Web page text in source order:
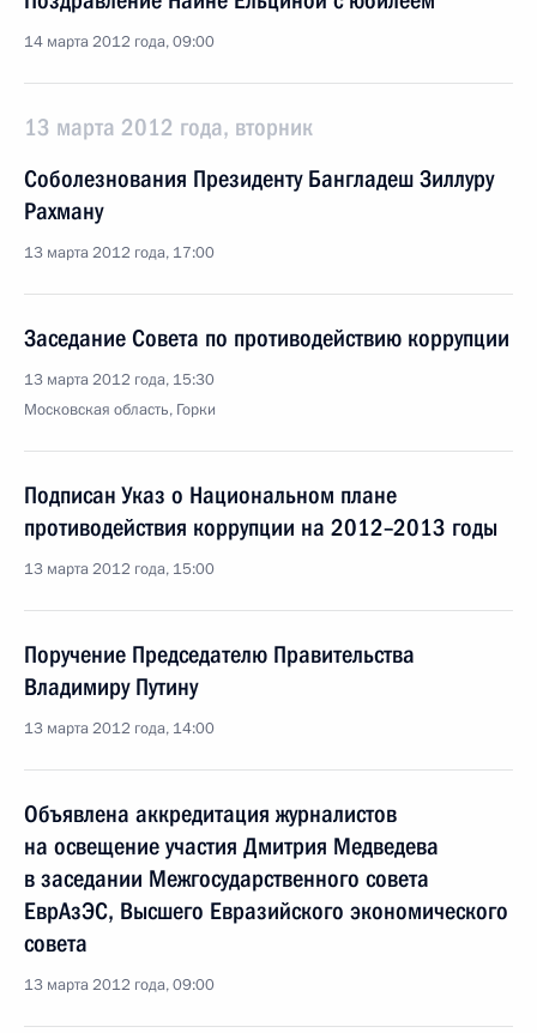
14 марта 2012 года, 09:00
13 марта 2012 года, вторник
Соболезнования Президенту Бангладеш Зиллуру
Рахману
13 марта 2012 года, 17:00
Заседание Совета по противодействию коррупции
13 марта 2012 года, 15:30
Московская область, Горки
Подписан Указ о Национальном плане
противодействия коррупции на 2012–2013 годы
13 марта 2012 года, 15:00
Поручение Председателю Правительства
Владимиру Путину
13 марта 2012 года, 14:00
Объявлена аккредитация журналистов
на освещение участия Дмитрия Медведева
в заседании Межгосударственного совета
ЕврАзЭС, Высшего Евразийского экономического
совета
13 марта 2012 года, 09:00